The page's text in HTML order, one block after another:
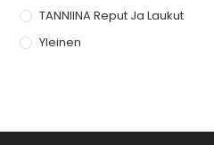
TANNIINA Reput Ja Laukut
Yleinen